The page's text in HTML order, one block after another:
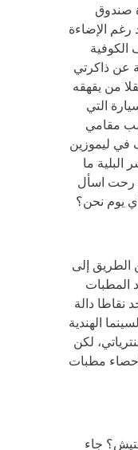
صندوق
رغم الإضاءة
الكوفية
عن ذاكرتي
من يقهقه
التي
مقامي
في ليموزين
ما
رحت اسأل
يوم نحن؟
إلى
المطبات
نقاطا دالة
الهندية
لكن
مطبات
جاء